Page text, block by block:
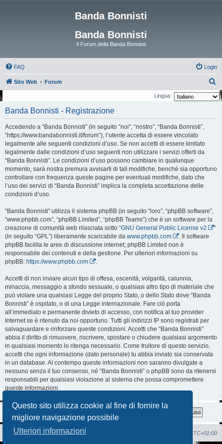
Questo sito utilizza cookie al fine di fornire la
migliore navigazione possibile
Ulteriori informazioni
Banda Bonnisti
Banda Bonnisti
Il Forum della Banda Bonnisti
FAQ Login
Sito Web Forum
e
Lingua:
Banda Bonnisti - Registrazione
Accedendo a “Banda Bonnisti” (in seguito “noi”, “nostro”, “Banda Bonnisti”,
“https://www.bandabonnisti.it/forum”), l’utente accetta di essere vincolato
legalmente alle seguenti condizioni d’uso. Se non accetti di essere limitato
legalmente dalle condizioni d’uso seguenti non utilizzare i servizi offerti da
“Banda Bonnisti”. Le condizioni d’uso possono cambiare in qualunque
momento, sarà nostra premura avvisarti di tali modifiche, benché sia opportuno
controllare con frequenza queste pagine per eventuali modifiche, dato che
l’uso dei servizi di “Banda Bonnisti” implica la completa accettazione delle
condizioni d’uso.
“Banda Bonnisti” utilizza il sistema phpBB (in seguito “loro”, “phpBB software”,
“www.phpbb.com”, “phpBB Limited”, “phpBB Teams”) che è un software per la
creazione di comunità web rilasciata sotto “GNU General Public License v2
”
(in seguito “GPL”) liberamente scaricabile da www.phpbb.com
. Il software
phpBB facilita le aree di discussione internet; phpBB Limited non è
responsabile dei contenuti e della gestione. Per ulteriori informazioni su
phpBB: https://www.phpbb.com .
Accetti di non inviare alcun tipo di offesa, oscenità, volgarità, calunnia,
minaccia, messaggio a sfondo sessuale, o qualsiasi altro tipo di materiale che
può violare una qualsiasi Legge del proprio Stato, o dello Stato dove “Banda
Bonnisti” è ospitato, o di una Legge internazionale. Fare ciò porta
all’immediato e permanente divieto di accesso, con notifica al tuo provider
Internet se è ritenuto da noi opportuno. Tutti gli indirizzi IP sono registrati per
salvaguardare e rinforzare queste condizioni. Accetti che “Banda Bonnisti”
abbia il diritto di rimuovere, riscrivere, spostare o chiudere qualsiasi argomento
in qualsiasi momento lo ritenga necessario. Come fruitore di questo servizio,
accetti che ogni informazione (dato personale) tu abbia inviato sia conservata
in un database. Al contempo queste informazioni non saranno divulgate a
nessuno senza il tuo consenso, né “Banda Bonnisti” o phpBB sono da ritenersi
responsabili per qualsiasi violazione al sistema che possa compromettere
queste informazioni.
Sito Web Forum UTC+02:00